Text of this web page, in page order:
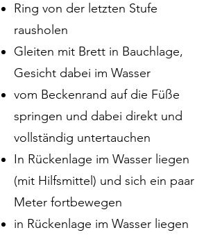
Ring von der letzten Stufe
rausholen
Gleiten mit Brett in Bauchlage,
Gesicht dabei im Wasser
vom Beckenrand auf die Füße
springen und dabei direkt und
vollständig untertauchen
In Rückenlage im Wasser liegen
(mit Hilfsmittel) und sich ein paar
Meter fortbewegen
in Rückenlage im Wasser liegen